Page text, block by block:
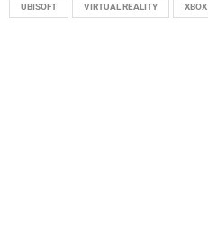
UBISOFT VIRTUAL REALITY XBOX